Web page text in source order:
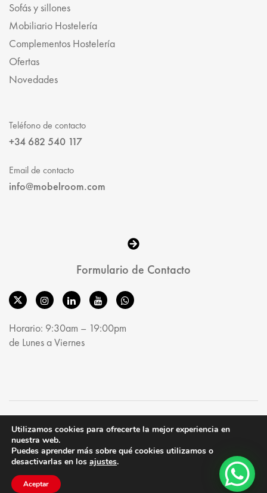
Sofás y sillones
Mobiliario Hostelería
Complementos Hostelería
Ofertas
Novedades
Teléfono de contacto
+34 682 540 117
Email de contacto
info@mobelroom.com
Formulario de Contacto
Horario: 9:30am – 19:00pm
de Lunes a Viernes
© MobelRoom 2025. All Rights Reserved.
Utilizamos cookies para ofrecerte la mejor experiencia en
nuestra web.
Puedes aprender más sobre qué cookies utilizamos o
desactivarlas en los ajustes.
Aceptar